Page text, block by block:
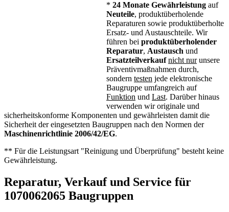
* 24 Monate Gewährleistung auf
Neuteile, produktüberholende
Reparaturen sowie produktüberholte
Ersatz- und Austauschteile. Wir
führen bei produktüberholender
Reparatur, Austausch und
Ersatzteilverkauf nicht nurunsere
Präventivmaßnahmen durch,
sondern testen jede elektronische
Baugruppe umfangreich auf
Funktion und Last. Darüber hinaus
verwenden wir originale und
sicherheitskonforme Komponenten und gewährleisten damit die
Sicherheit der eingesetzten Baugruppen nach den Normen der
Maschinenrichtlinie 2006/42/EG.
** Für die Leistungsart "Reinigung und Überprüfung" besteht keine
Gewährleistung.
Reparatur, Verkauf und Service für
1070062065 Baugruppen